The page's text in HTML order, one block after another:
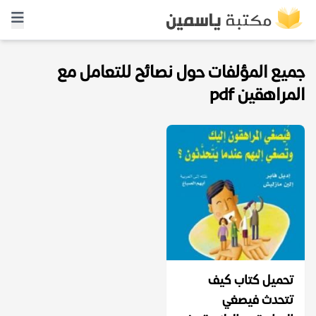
جميع المؤلفات حول نصائح للتعامل مع
المراهقين pdf
تحميل كتاب كيف
تتحدث فيصغي